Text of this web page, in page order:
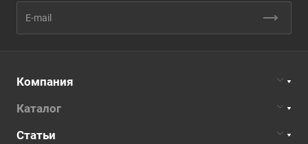
Компания
Каталог
Статьи